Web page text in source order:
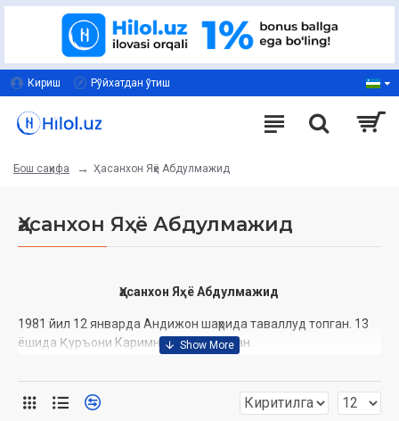
Кириш Рўйхатдан ўтиш
Бош саҳифа Ҳасанхон Яҳё Абдулмажид
Ҳасанхон Яҳё Абдулмажид
Ҳасанхон Яҳё Абдулмажид
1981 йил 12 январда Андижон шаҳрида таваллуд топган. 13
ёшида Қуръони Каримни тўла ёд олган.
Маккаи Мукаррама шаҳрида ўтказган халқаро Қуръон
мусобақасида қатнашган. Ўзбекистон Мусулмонлари